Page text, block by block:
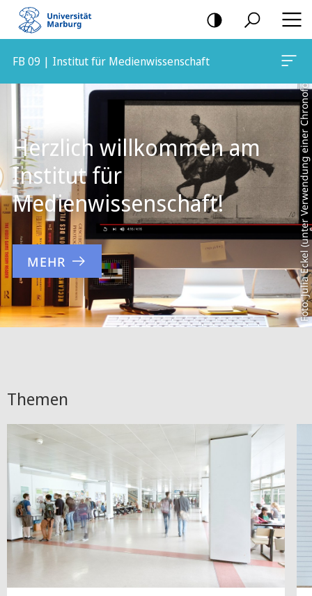
Mobile-
Navigation
FB 09 | Institut für Medienwissenschaft
Herzlich willkommen am
Institut für
Medienwissenschaft!
MEHR
Themen